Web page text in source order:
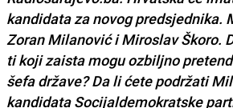
kandidata za novog predsjednika.
Zoran Milanović i Miroslav Škoro.
ti koji zaista mogu ozbiljno
šefa države? Da li ćete podržati
kandidata Socijaldemokratske